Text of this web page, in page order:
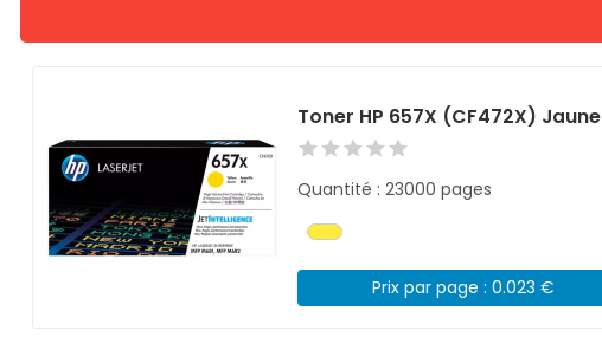
Toner HP 657X (CF472X) Jaune
Quantité : 23000 pages
Prix par page : 0.023 €